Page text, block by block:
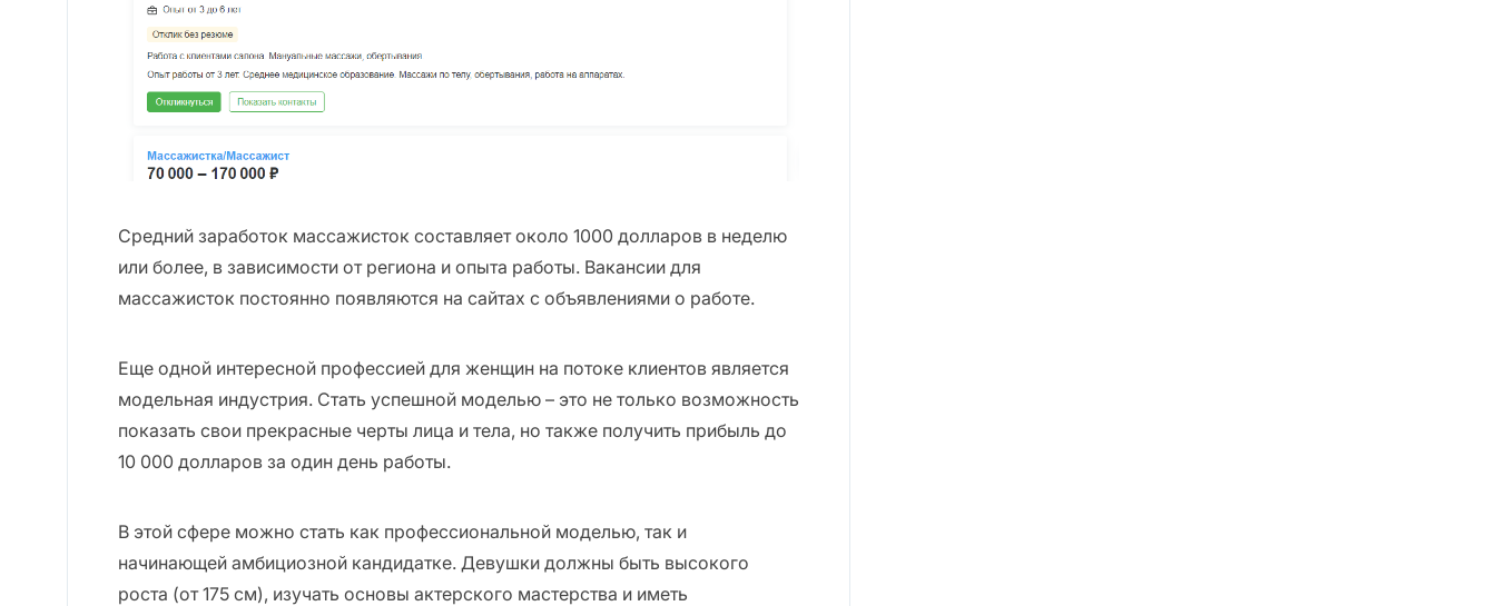
Средний заработок массажисток составляет около 1000 долларов в неделю
или более, в зависимости от региона и опыта работы. Вакансии для
массажисток постоянно появляются на сайтах с объявлениями о работе.
Еще одной интересной профессией для женщин на потоке клиентов является
модельная индустрия. Стать успешной моделью – это не только возможность
показать свои прекрасные черты лица и тела, но также получить прибыль до
10 000 долларов за один день работы.
В этой сфере можно стать как профессиональной моделью, так и
начинающей амбициозной кандидатке. Девушки должны быть высокого
роста (от 175 см), изучать основы актерского мастерства и иметь